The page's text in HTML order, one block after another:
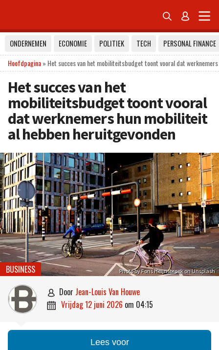
 
ONDERNEMEN ECONOMIE POLITIEK TECH
PERSONAL FINANCE
Hoofdpagina» Het succes van het mobiliteitsbudget toont vooral dat
Het succes van het
mobiliteitsbudget toont vooral
dat werknemers hun mobiliteit
al hebben heruitgevonden
Photo by Fons Heijnsbroek on Unsplash
BUSINESS
 door Jean-Louis Van Houwe
 vrijdag 12 juni 2026 om 04:15
Lees voor